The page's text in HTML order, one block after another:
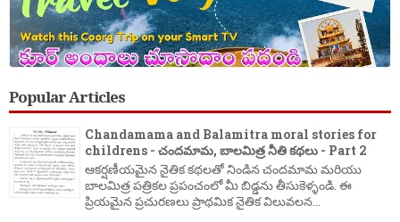
Popular Articles
Chandamama and Balamitra moral stories for
childrens - చందమామ, బాలమిత్ర నీతి కథలు - Part 2
ఆకర్షణీయమైన నైతిక కథలతో నిండిన చందమామ మరియు
బాలమిత్ర పత్రికల ప్రపంచంలో మీ బిడ్డను తీసుకెళ్ళండి. ఈ
ప్రియమైన ప్రచురణలు ప్రాథమిక నైతిక విలువలన...